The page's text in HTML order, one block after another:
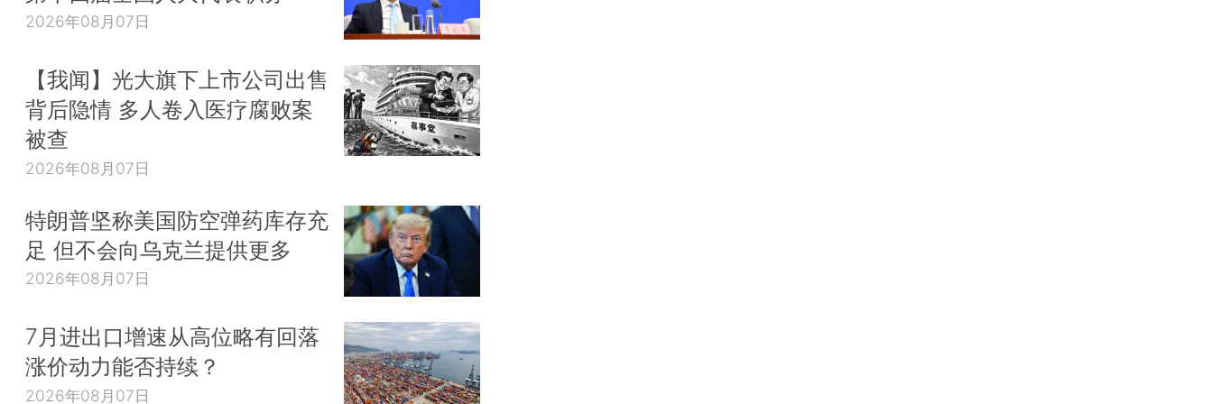
2026年08月07日
【我闻】光大旗下上市公司出售
背后隐情 多人卷入医疗腐败案
被查
2026年08月07日
特朗普坚称美国防空弹药库存充
足 但不会向乌克兰提供更多
2026年08月07日
7月进出口增速从高位略有回落
涨价动力能否持续？
2026年08月07日